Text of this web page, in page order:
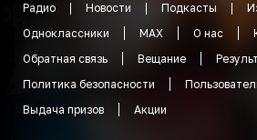
Радио Новости Подкасты
Одноклассники
MAX О нас
Обратная связь
Вещание
Политика безопасности
Выдача призов
Акции